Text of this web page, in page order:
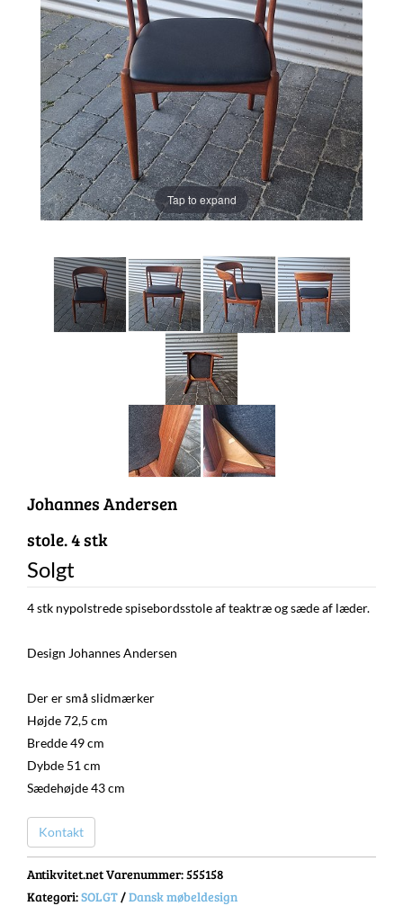
Tap to expand
Johannes Andersen
stole. 4 stk
Solgt
4 stk nypolstrede spisebordsstole af teaktræ og sæde af læder.
Design Johannes Andersen
Der er små slidmærker
Højde 72,5 cm
Bredde 49 cm
Dybde 51 cm
Sædehøjde 43 cm
Kontakt
Antikvitet.net Varenummer: 555158
Kategori:SOLGT/Dansk møbeldesign